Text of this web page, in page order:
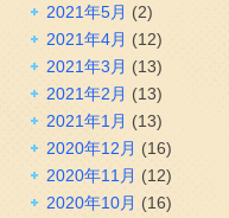
2021年5月 (2)
2021年4月 (12)
2021年3月 (13)
2021年2月 (13)
2021年1月 (13)
2020年12月 (16)
2020年11月 (12)
2020年10月 (16)